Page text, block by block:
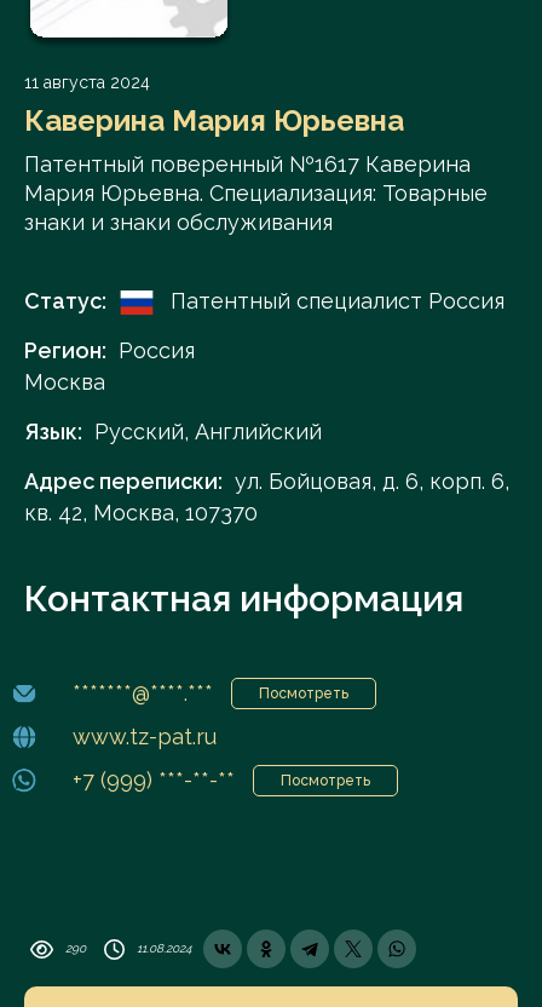
11 августа 2024
Каверина Мария Юрьевна
Патентный поверенный №1617 Каверина
Мария Юрьевна. Специализация: Товарные
знаки и знаки обслуживания
Статус:
Патентный специалист Россия
Регион: Россия
Москва
Язык: Русский, Английский
Адрес переписки: ул. Бойцовая, д. 6, корп. 6,
кв. 42, Москва, 107370
Контактная информация
*******@****.*** Посмотреть
www.tz-pat.ru
+7 (999) ***-**-**
Посмотреть
290 11.08.2024